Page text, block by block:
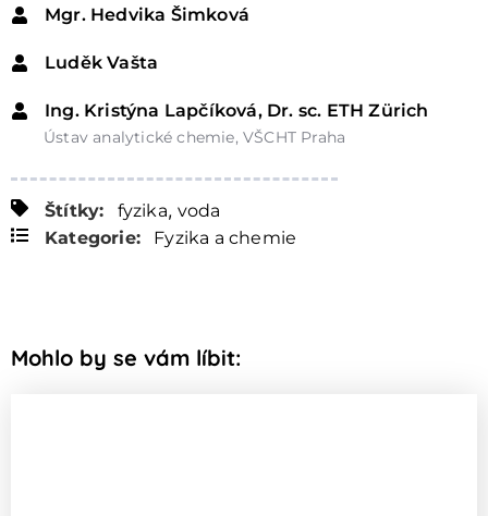
Mgr. Hedvika Šimková
Luděk Vašta
Ing. Kristýna Lapčíková, Dr. sc. ETH Zürich
Ústav analytické chemie, VŠCHT Praha
Štítky: fyzika, voda
Kategorie:
Fyzika a chemie
Mohlo by se vám líbit: